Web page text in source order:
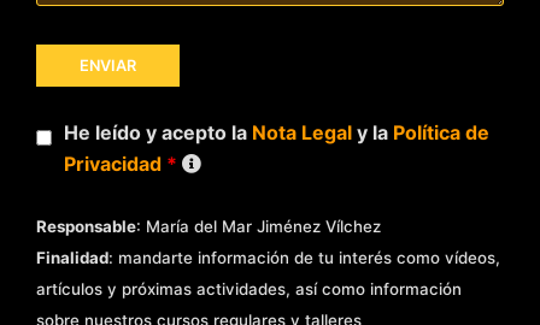
He leído y acepto la Nota Legaly la Política de
Privacidad *
Responsable: María del Mar Jiménez Vílchez
Finalidad: mandarte información de tu interés como vídeos,
artículos y próximas actividades, así como información
sobre nuestros cursos regulares y talleres